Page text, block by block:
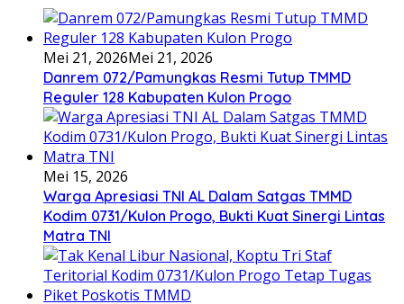
Mei 21, 2026Mei 21, 2026
Danrem 072/Pamungkas Resmi Tutup TMMD
Reguler 128 Kabupaten Kulon Progo
Mei 15, 2026
Warga Apresiasi TNI AL Dalam Satgas TMMD
Kodim 0731/Kulon Progo, Bukti Kuat Sinergi Lintas
Matra TNI